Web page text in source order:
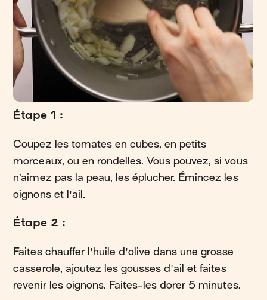
Étape 1 :
Coupez les tomates en cubes, en petits
morceaux, ou en rondelles. Vous pouvez, si vous
n’aimez pas la peau, les éplucher. Émincez les
oignons et l'ail.
Étape 2 :
Faites chauffer l'huile d'olive dans une grosse
casserole, ajoutez les gousses d'ail et faites
revenir les oignons. Faites-les dorer 5 minutes.